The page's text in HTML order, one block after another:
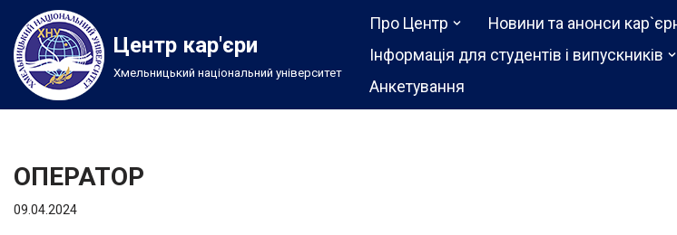
Перейти
до
вмісту
Центр кар'єри
Хмельницький національний університет
Про Центр Новини та анонси
Інформація для студентів і випускників
Анкетування
ОПЕРАТОР
09.04.2024